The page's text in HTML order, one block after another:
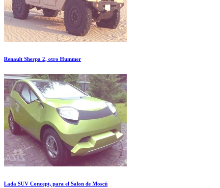
Renault Sherpa 2, otro Hummer
Lada SUV Concept, para el Salon de Moscú